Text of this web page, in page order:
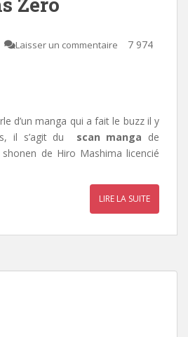
Laisser un commentaire
7 974
d’un manga qui a fait le buzz il y
il s’agit du scan manga de
de Hiro Mashima licencié
LIRE LA SUITE